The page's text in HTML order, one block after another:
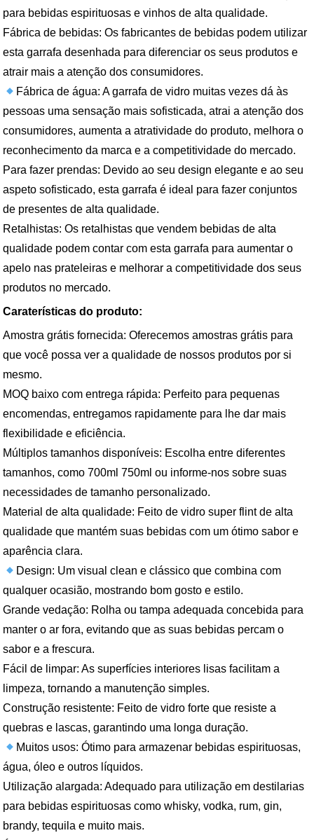
para bebidas espirituosas e vinhos de alta qualidade.
Fábrica de bebidas: Os fabricantes de bebidas podem utilizar
esta garrafa desenhada para diferenciar os seus produtos e
atrair mais a atenção dos consumidores.
Fábrica de água: A garrafa de vidro muitas vezes dá às
pessoas uma sensação mais sofisticada, atrai a atenção dos
consumidores, aumenta a atratividade do produto, melhora o
reconhecimento da marca e a competitividade do mercado.
Para fazer prendas: Devido ao seu design elegante e ao seu
aspeto sofisticado, esta garrafa é ideal para fazer conjuntos
de presentes de alta qualidade.
Retalhistas: Os retalhistas que vendem bebidas de alta
qualidade podem contar com esta garrafa para aumentar o
apelo nas prateleiras e melhorar a competitividade dos seus
produtos no mercado.
Caraterísticas do produto:
Amostra grátis fornecida: Oferecemos amostras grátis para
que você possa ver a qualidade de nossos produtos por si
mesmo.
MOQ baixo com entrega rápida: Perfeito para pequenas
encomendas, entregamos rapidamente para lhe dar mais
flexibilidade e eficiência.
Múltiplos tamanhos disponíveis: Escolha entre diferentes
tamanhos, como 700ml 750ml ou informe-nos sobre suas
necessidades de tamanho personalizado.
Material de alta qualidade: Feito de vidro super flint de alta
qualidade que mantém suas bebidas com um ótimo sabor e
aparência clara.
Design: Um visual clean e clássico que combina com
qualquer ocasião, mostrando bom gosto e estilo.
Grande vedação: Rolha ou tampa adequada concebida para
manter o ar fora, evitando que as suas bebidas percam o
sabor e a frescura.
Fácil de limpar: As superfícies interiores lisas facilitam a
limpeza, tornando a manutenção simples.
Construção resistente: Feito de vidro forte que resiste a
quebras e lascas, garantindo uma longa duração.
Muitos usos: Ótimo para armazenar bebidas espirituosas,
água, óleo e outros líquidos.
Utilização alargada: Adequado para utilização em destilarias
para bebidas espirituosas como whisky, vodka, rum, gin,
brandy, tequila e muito mais.